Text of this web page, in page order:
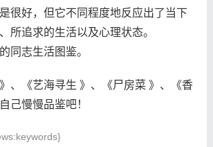
很好，但它不同程度地反应出了当下
所追求的生活以及心理状态。
同志生活图鉴。
、《艺海寻生 》、《尸房菜 》、《香
己慢慢品鉴吧！